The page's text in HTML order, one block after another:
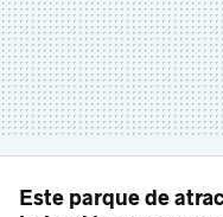
Este parque de